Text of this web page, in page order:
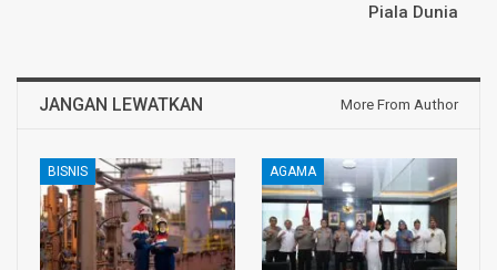
Piala Dunia
JANGAN LEWATKAN More From Author
BISNIS AGAMA